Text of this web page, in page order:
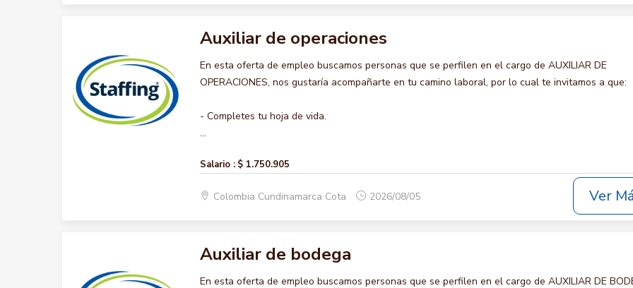
Auxiliar de operaciones
En esta oferta de empleo buscamos personas que se perfilen en el cargo de AUXILIAR DE
OPERACIONES, nos gustaría acompañarte en tu camino laboral, por lo cual te invitamos a que:
- Completes tu hoja de vida.
...
Salario : $ 1.750.905
Colombia Cundinamarca Cota 2026/08/05 Ver
Auxiliar de bodega
En esta oferta de empleo buscamos personas que se perfilen en el cargo de AUXILIAR DE